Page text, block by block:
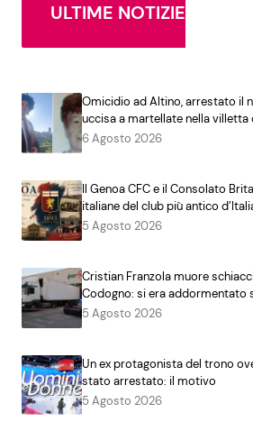
ULTIME NOTIZIE
Omicidio ad Altino, arrestato il
uccisa a martellate nella villetta
6 Agosto 2026
Il Genoa CFC e il Consolato
italiane del club più antico
5 Agosto 2026
Cristian Franzola muore
Codogno: si era addormentato
5 Agosto 2026
Un ex protagonista del trono
stato arrestato: il motivo
5 Agosto 2026